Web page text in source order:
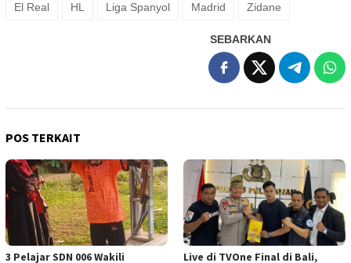
El Real HL Liga Spanyol Madrid Zidane
SEBARKAN
POS TERKAIT
3 Pelajar SDN 006 Wakili
Live di TVOne Final di Bali,